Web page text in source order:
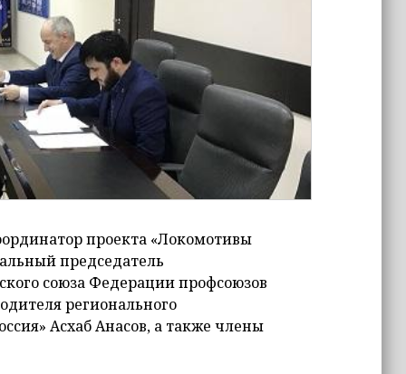
проекта «Локомотивы
председатель
союза Федерации профсоюзов
регионального
Асхаб Анасов, а также члены